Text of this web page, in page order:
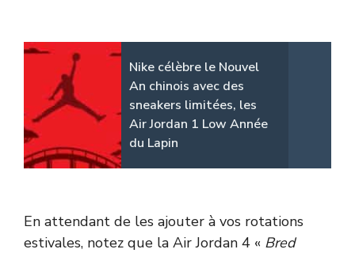
Nike célèbre le Nouvel
An chinois avec des
sneakers limitées, les
Air Jordan 1 Low Année
du Lapin
En attendant de les ajouter à vos rotations
estivales, notez que la Air Jordan 4 « Bred